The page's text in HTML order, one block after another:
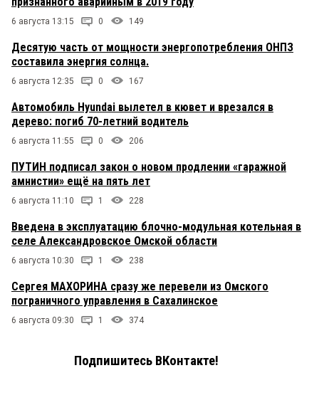
6 августа 13:15 0 149
Десятую часть от мощности энергопотребления ОНПЗ
составила энергия солнца.
6 августа 12:35 0 167
Автомобиль Hyundai вылетел в кювет и врезался в
дерево: погиб 70-летний водитель
6 августа 11:55 0 206
ПУТИН подписал закон о новом продлении «гаражной
амнистии» ещё на пять лет
6 августа 11:10 1 228
Введена в эксплуатацию блочно-модульная котельная в
селе Александровское Омской области
6 августа 10:30 1 238
Сергея МАХОРИНА сразу же перевели из Омского
пограничного управления в Сахалинское
6 августа 09:30 1 374
Подпишитесь ВКонтакте!